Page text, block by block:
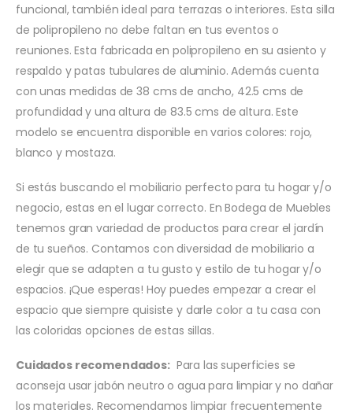
funcional, también ideal para terrazas o interiores. Esta silla
de polipropileno no debe faltan en tus eventos o
reuniones. Esta fabricada en polipropileno en su asiento y
respaldo y patas tubulares de aluminio. Además cuenta
con unas medidas de 38 cms de ancho, 42.5 cms de
profundidad y una altura de 83.5 cms de altura. Este
modelo se encuentra disponible en varios colores: rojo,
blanco y mostaza.
Si estás buscando el mobiliario perfecto para tu hogar y/o
negocio, estas en el lugar correcto. En Bodega de Muebles
tenemos gran variedad de productos para crear el jardín
de tu sueños. Contamos con diversidad de mobiliario a
elegir que se adapten a tu gusto y estilo de tu hogar y/o
espacios. ¡Que esperas! Hoy puedes empezar a crear el
espacio que siempre quisiste y darle color a tu casa con
las coloridas opciones de estas sillas.
Cuidados recomendados:Para las superficies se
aconseja usar jabón neutro o agua para limpiar y no dañar
los materiales. Recomendamos limpiar frecuentemente